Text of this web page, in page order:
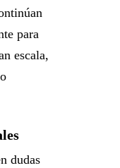
para
escala,
dudas